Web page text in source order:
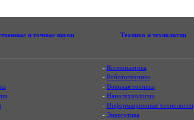
и точные науки Техника и технологии
- Космонавтика
- Робототехника
- Военная техника
- Нанотехнологии
- Информационные технологии
- Энергетика